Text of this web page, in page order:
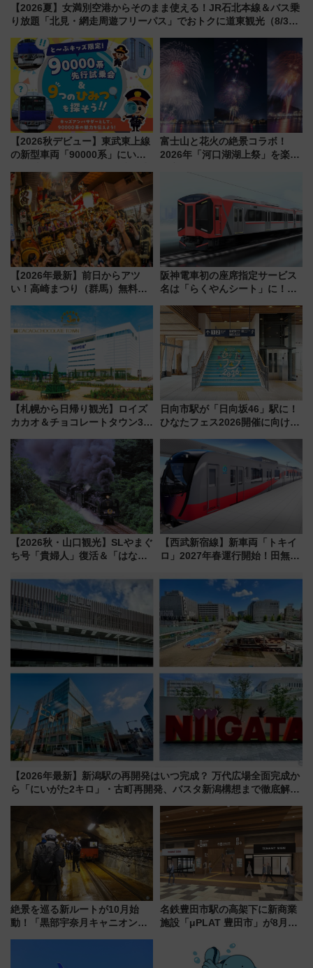
【2026夏】女満別空港からそのまま使える！JR石北本線＆バス乗
り放題「北見・網走周遊フリーパス」でおトクに道東観光（8/3発
【2026秋デビュー】東武東上線
の新型車両「90000系」にいち
向け先行試乗会でキッズアンバ
サダーになろう
富士山と花火の絶景コラボ！
2026年「河口湖湖上祭」を楽し
【2026年最新】前日からアツ
い！高崎まつり（群馬）無料観
しまで
阪神電車初の座席指定サービス
名は「らくやんシート」に！新
を快適移動
【札幌から日帰り観光】ロイズ
カカオ＆チョコレートタウン3周
詰め放題を開催、ロイズタウン
駅からのアクセスも
日向市駅が「日向坂46」駅に！
ひなたフェス2026開催に向けJR
全力応援 夜行列車「ドリーム
おひさま号」も走る
【2026秋・山口観光】SLやまぐ
ち号「貴婦人」復活＆「はなあ
注目観光列車まとめ きっぷの取
り方は？
【西武新宿線】新車両「トキイ
ロ」2027年春運行開始！田無・
「第2弾」も
【2026年最新】新潟駅の再開発はいつ完成？ 万代広場全面完成か
ら「にいがた2キロ」・古町再開発、バスタ新潟構想まで徹底解
絶景を巡る新ルートが10月始
動！「黒部宇奈月キャニオンル
名鉄豊田市駅の高架下に新商業
施設「μPLAT 豊田市」が8月26
たな玄関口へ